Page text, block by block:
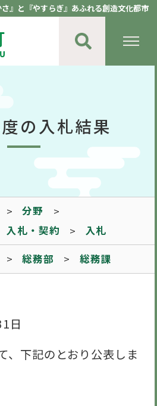
』と『やすらぎ』あふれる創造文化都市
の入札結果
分野
入札・契約
入札
総務部 総務課
日
、下記のとおり公表しま